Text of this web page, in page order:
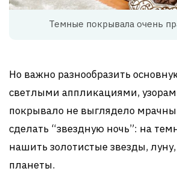
Темные покрывала очень
Но важно разнообразить
светлыми аппликациями,
покрывало не выглядело
сделать “звездную ночь”: на
нашить золотистые звезды,
планеты.